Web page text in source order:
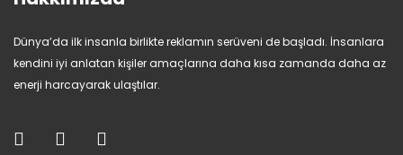
Dünya’da ilk insanla birlikte reklamın serüveni de başladı. İnsanlara
kendini iyi anlatan kişiler amaçlarına daha kısa zamanda daha az
enerji harcayarak ulaştılar.